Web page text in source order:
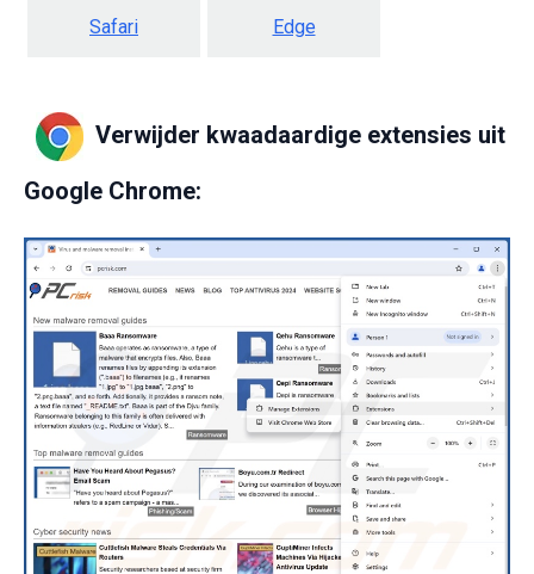
Safari Edge
Verwijder kwaadaardige extensies uit
Google Chrome: